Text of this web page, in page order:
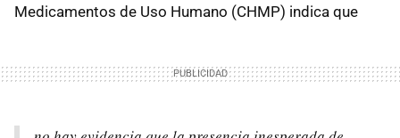
Medicamentos de Uso Humano (CHMP) indica que